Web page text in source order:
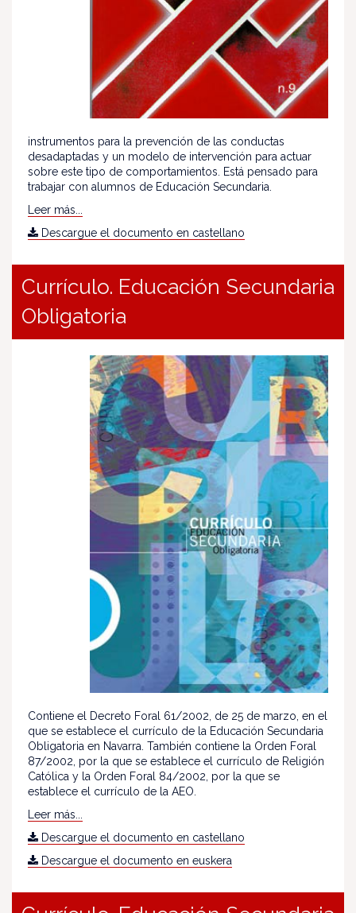
instrumentos para la prevención de las conductas
desadaptadas y un modelo de intervención para actuar
sobre este tipo de comportamientos. Está pensado para
trabajar con alumnos de Educación Secundaria.
Leer más...
Descargue el documento en castellano
Currículo. Educación Secundaria
Obligatoria
Contiene el Decreto Foral 61/2002, de 25 de marzo, en el
que se establece el currículo de la Educación Secundaria
Obligatoria en Navarra. También contiene la Orden Foral
87/2002, por la que se establece el currículo de Religión
Católica y la Orden Foral 84/2002, por la que se
establece el currículo de la AEO.
Leer más...
Descargue el documento en castellano
Descargue el documento en euskera